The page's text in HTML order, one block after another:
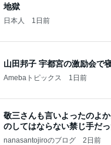
地獄
日本人 1日前
山田邦子 宇都宮の激励会で
Amebaトピックス 1日前
敬三さんも言いよったのよ
のしてはならない禁じ手だ
のよ
nanasantojiroのブログ 2日前